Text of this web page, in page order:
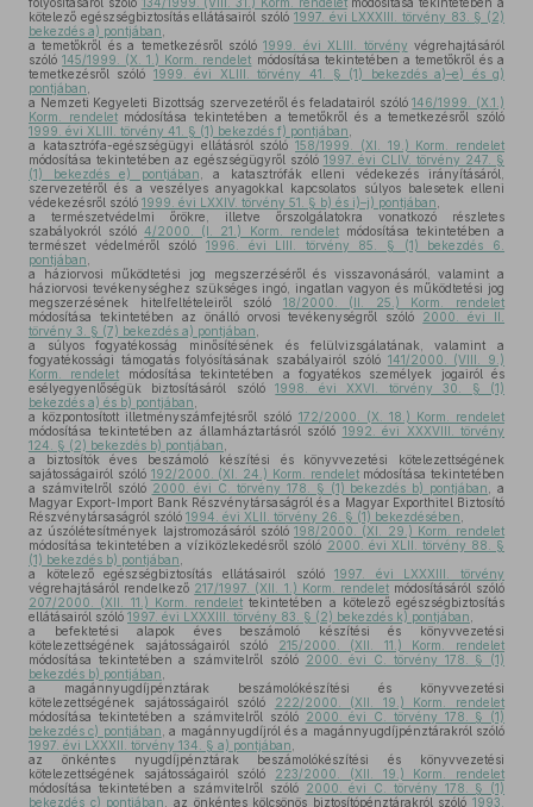
kötelező egészségbiztosítás ellátásairól szóló 1997. évi LXXXIII. törvény 83. § (2)
bekezdés a) pontjában
a temetőkről és a temetkezésről szóló1999. évi XLIII. törvény végrehajtásáról
szóló145/1999. (X. 1.) Korm. rendelet módosítása tekintetében a temetőkről és a
temetkezésről szóló 1999. évi XLIII. törvény 41. § (1) bekezdés a)–e) és g)
pontjában
a Nemzeti Kegyeleti Bizottság szervezetéről és feladatairól szóló146/1999. (X.1.)
Korm. rendeletmódosítása tekintetében a temetőkről és a temetkezésről szóló
1999. évi XLIII. törvény 41. § (1) bekezdés f) pontjában
a katasztrófa-egészségügyi ellátásról szóló 158/1999. (XI. 19.) Korm. rendelet
módosítása tekintetében az egészségügyről szóló 1997. évi CLIV. törvény 247. §
(1) bekezdés e) pontjában , a katasztrófák elleni védekezés irányításáról,
szervezetéről és a veszélyes anyagokkal kapcsolatos súlyos balesetek elleni
védekezésről szóló 1999. évi LXXIV. törvény 51. § b) és i)–j) pontjában
a természetvédelmi őrökre, illetve őrszolgálatokra vonatkozó részletes
szabályokról szóló4/2000. (I. 21.) Korm. rendeletmódosítása tekintetében a
természet védelméről szóló 1996. évi LIII. törvény 85. § (1) bekezdés 6.
pontjában
a háziorvosi működtetési jog megszerzéséről és visszavonásáról, valamint a
háziorvosi tevékenységhez szükséges ingó, ingatlan vagyon és működtetési jog
megszerzésének hitelfeltételeiről szóló 18/2000. (II. 25.) Korm. rendelet
módosítása tekintetében az önálló orvosi tevékenységről szóló 2000. évi II.
törvény 3. § (7) bekezdés a) pontjában
a súlyos fogyatékosság minősítésének és felülvizsgálatának, valamint a
fogyatékossági támogatás folyósításának szabályairól szóló 141/2000. (VIII. 9.)
Korm. rendelet módosítása tekintetében a fogyatékos személyek jogairól és
esélyegyenlőségük biztosításáról szóló1998. évi XXVI. törvény 30. § (1)
bekezdés a) és b) pontjában
a központosított illetményszámfejtésről szóló 172/2000. (X. 18.) Korm. rendelet
módosítása tekintetében az államháztartásról szóló 1992. évi XXXVIII. törvény
124. § (2) bekezdés b) pontjában
a biztosítók éves beszámoló készítési és könyvvezetési kötelezettségének
sajátosságairól szóló 192/2000. (XI. 24.) Korm. rendeletmódosítása tekintetében
a számvitelről szóló 2000. évi C. törvény 178. § (1) bekezdés b) pontjában , a
Magyar Export-Import Bank Részvénytársaságról és a Magyar Exporthitel Biztosító
Részvénytársaságról szóló 1994. évi XLII. törvény 26. § (1) bekezdésében
az úszólétesítmények lajstromozásáról szóló 198/2000. (XI. 29.) Korm. rendelet
módosítása tekintetében a víziközlekedésről szóló 2000. évi XLII. törvény 88. §
(1) bekezdés b) pontjában
a kötelező egészségbiztosítás ellátásairól szóló1997. évi LXXXIII. törvény
végrehajtásáról rendelkező 217/1997. (XII. 1.) Korm. rendeletmódosításáról szóló
207/2000. (XII. 11.) Korm. rendelet tekintetében a kötelező egészségbiztosítás
ellátásairól szóló 1997. évi LXXXIII. törvény 83. § (2) bekezdés k) pontjában
a befektetési alapok éves beszámoló készítési és könyvvezetési
kötelezettségének sajátosságairól szóló
215/2000. (XII. 11.) Korm. rendelet
módosítása tekintetében a számvitelről szóló 2000. évi C. törvény 178. § (1)
bekezdés b) pontjában
a magánnyugdíjpénztárak beszámolókészítési és könyvvezetési
kötelezettségének sajátosságairól szóló
222/2000. (XII. 19.) Korm. rendelet
módosítása tekintetében a számvitelről szóló 2000. évi C. törvény 178. § (1)
bekezdés c) pontjában , a magánnyugdíjról és a magánnyugdíjpénztárakról szóló
1997. évi LXXXII. törvény 134. § a) pontjában
az önkéntes nyugdíjpénztárak beszámolókészítési és könyvvezetési
kötelezettségének sajátosságairól szóló 223/2000. (XII. 19.) Korm. rendelet
módosítása tekintetében a számvitelről szóló 2000. évi C. törvény 178. § (1)
bekezdés c) pontjában
, az önkéntes kölcsönös biztosítópénztárakról szóló 1993.